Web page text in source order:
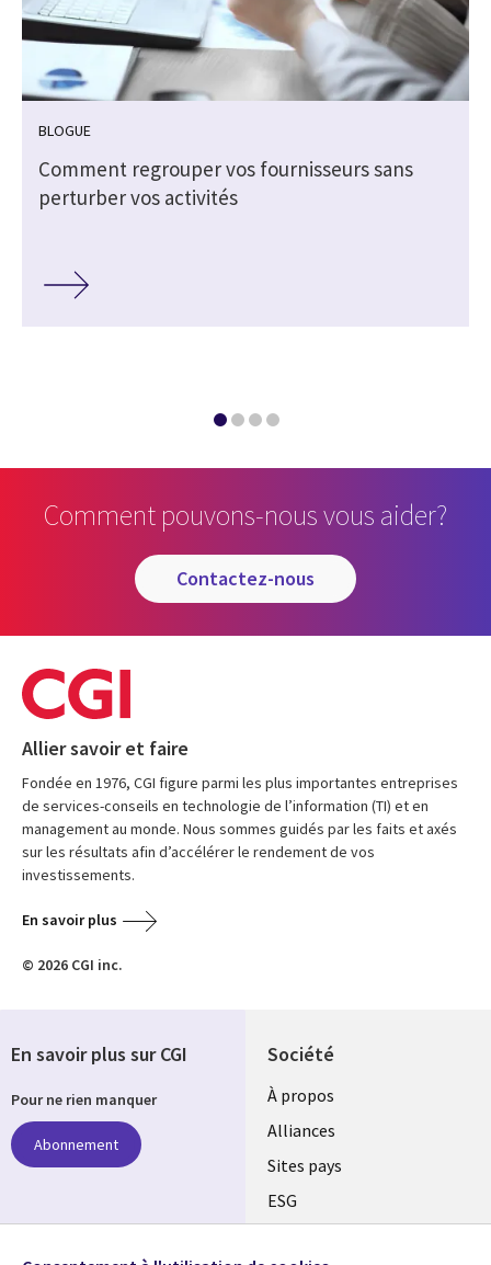
BLOGUE
Comment regrouper vos fournisseurs sans
perturber vos activités
Comment pouvons-nous vous aider?
contactez-nous
Allier savoir et faire
Fondée en 1976, CGI figure parmi les plus importantes entreprises
de services-conseils en technologie de l’information (TI) et en
management au monde. Nous sommes guidés par les faits et axés
sur les résultats afin d’accélérer le rendement de vos
investissements.
En savoir plus
© 2026 CGI inc.
Société
À propos
Alliances
Sites pays
ESG
En savoir plus sur CGI
Pour ne rien manquer
Abonnement